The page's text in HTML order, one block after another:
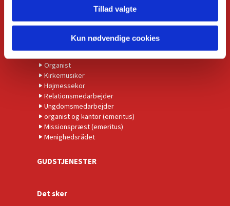
Tillad valgte
Kun nødvendige cookies
Kirkens præster
Administrationschef
Organist
Kirkemusiker
Højmessekor
Relationsmedarbejder
Ungdomsmedarbejder
organist og kantor (emeritus)
Missionspræst (emeritus)
Menighedsrådet
GUDSTJENESTER
Det sker